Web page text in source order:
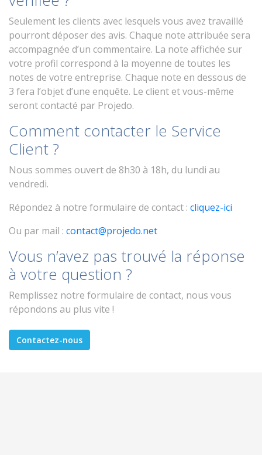
Seulement les clients avec lesquels vous avez travaillé
pourront déposer des avis. Chaque note attribuée sera
accompagnée d’un commentaire. La note affichée sur
votre profil correspond à la moyenne de toutes les
notes de votre entreprise. Chaque note en dessous de
3 fera l’objet d’une enquête. Le client et vous-même
seront contacté par Projedo.
Comment contacter le Service
Client ?
Nous sommes ouvert de 8h30 à 18h, du lundi au
vendredi.
Répondez à notre formulaire de contact : cliquez-ici
Ou par mail : contact@projedo.net
Vous n’avez pas trouvé la réponse
à votre question ?
Remplissez notre formulaire de contact, nous vous
répondons au plus vite !
Contactez-nous